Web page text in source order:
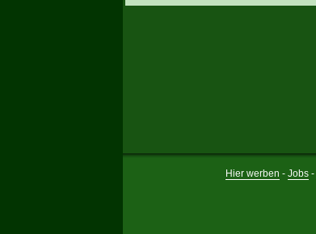
Hier werben - Jobs-